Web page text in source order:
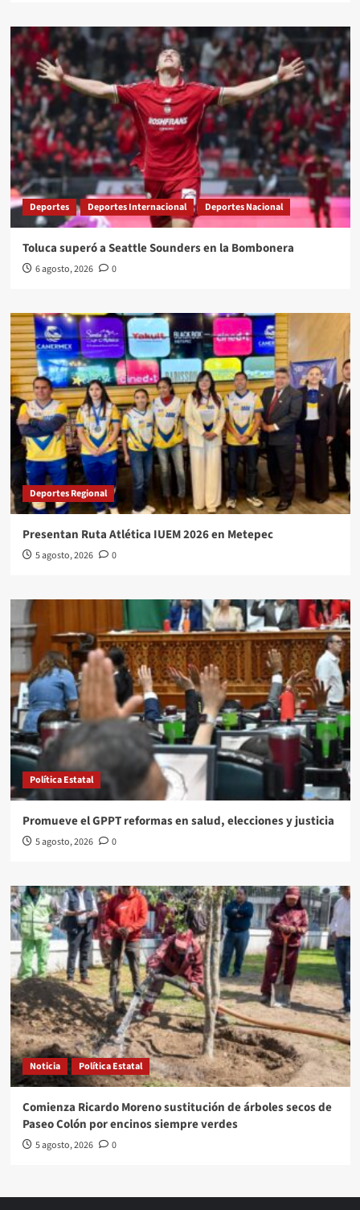
Deportes Deportes Internacional Deportes Nacional
Toluca superó a Seattle Sounders en la Bombonera
6 agosto, 2026 0
Deportes Regional
Presentan Ruta Atlética IUEM 2026 en Metepec
5 agosto, 2026 0
Política Estatal
Promueve el GPPT reformas en salud, elecciones y justicia
5 agosto, 2026 0
Noticia Política Estatal
Comienza Ricardo Moreno sustitución de árboles secos de
Paseo Colón por encinos siempre verdes
5 agosto, 2026 0